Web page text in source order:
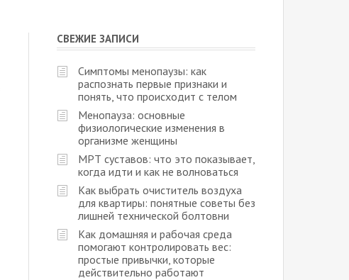
СВЕЖИЕ ЗАПИСИ
Симптомы менопаузы: как
распознать первые признаки и
понять, что происходит с телом
Менопауза: основные
физиологические изменения в
организме женщины
МРТ суставов: что это показывает,
когда идти и как не волноваться
Как выбрать очиститель воздуха
для квартиры: понятные советы без
лишней технической болтовни
Как домашняя и рабочая среда
помогают контролировать вес:
простые привычки, которые
действительно работают